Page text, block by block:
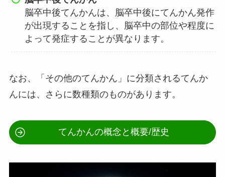
脳卒中後てんかんは、脳卒中後にてんかん発作
が出現することを指し、脳卒中の部位や程度に
よって発症することが異なります。
なお、「その他のてんかん」に分類されるてんか
んには、さらに数種類のものがあります。
てんかんの概念と概要/歴史